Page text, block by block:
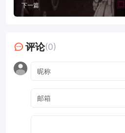
下一篇
评论(0)